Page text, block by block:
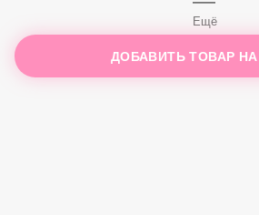
ДОБАВИТЬ ТОВАР
Заказы